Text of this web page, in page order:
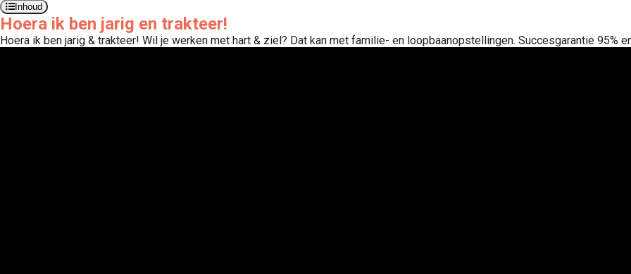
Inhoud
Hoera ik ben jarig en trakteer!
Hoera ik ben jarig & trakteer! Wil je werken met hart & ziel? Dat kan met familie- en loopbaanopstellingen. Succesgarantie 95%